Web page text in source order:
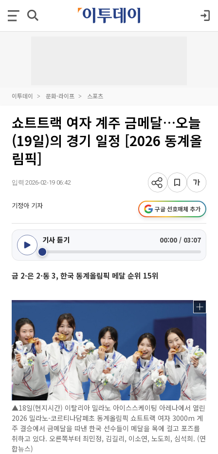
이투데이 문화·라이프 스포츠
쇼트트랙 여자 계주 금메달…오늘
(19일)의 경기 일정 [2026 동계올
림픽]
입력 2026-02-19 06:42
기정아 기자 구글 선호매체 추가
기사 듣기 00:00 / 03:07
금 2·은 2·동 3, 한국 동계올림픽 메달 순위 15위
▲18일(현지시간) 이탈리아 밀라노 아이스스케이팅 아레나에서 열린
2026 밀라노-코르티나담페초 동계올림픽 쇼트트랙 여자 3000m 계
주 결승에서 금메달을 따낸 한국 선수들이 메달을 목에 걸고 포즈를
취하고 있다. 오른쪽부터 최민정, 김길리, 이소연, 노도희, 심석희. (연
합뉴스)